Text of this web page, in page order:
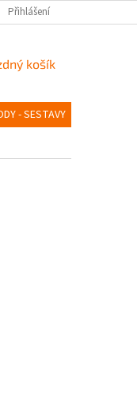
ÚDRŽBA A SANITACE
Přihlášení
košík
- SESTAVY